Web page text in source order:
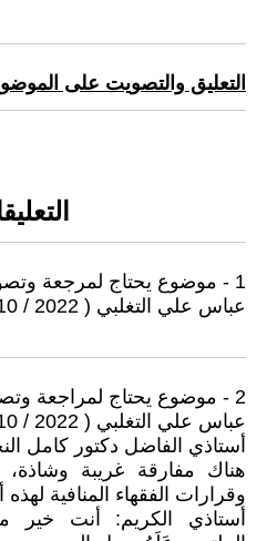
التعليق والتصويت على
1 - موضوع يحتاج لمرجعة وتصويب
عباس علي التغلبي ( 2022 / 10 / 5 - 14:03 )
2 - موضوع يحتاج لمراجعة وتصويب
عباس علي التغلبي ( 2022 / 10 / 5 - 14:05 )
أستاذي الفاضل دكتور كامل
هناك مفارقة غريبة وشاذة،
وقرارات الفقهاء المنافية لهذه
أستاذي الكريم: أنت خير